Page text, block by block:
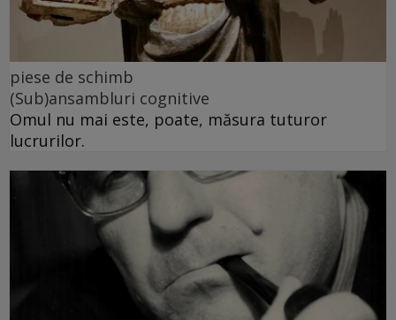
piese de schimb
(Sub)ansambluri cognitive
Omul nu mai este, poate, măsura tuturor
lucrurilor.